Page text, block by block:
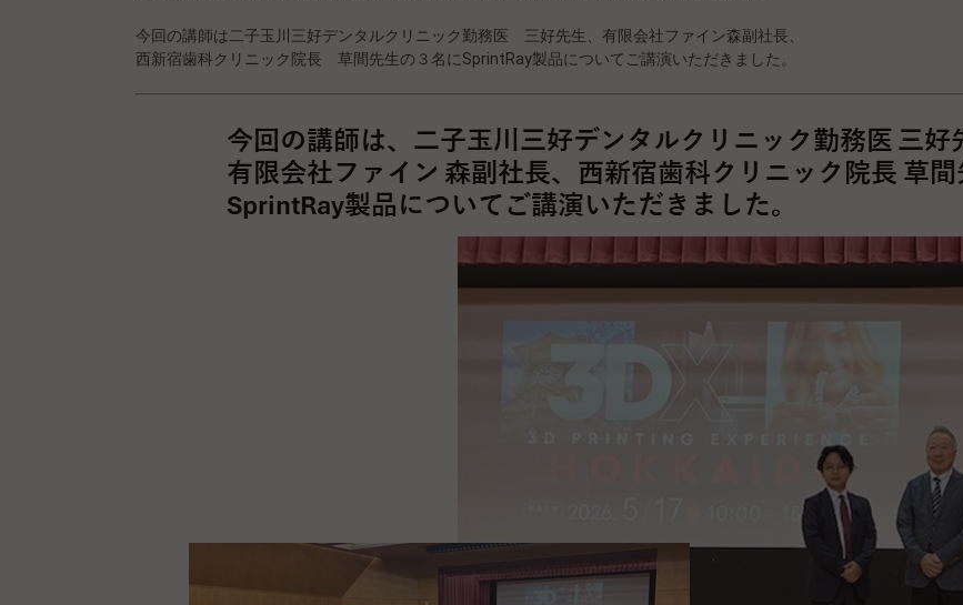
今回の講師は二子玉川三好デンタルクリニック勤務医 三好先生、有限会社ファイン森副社長、
西新宿歯科クリニック院長 草間先生の３名にSprintRay製品についてご講演いただきました。